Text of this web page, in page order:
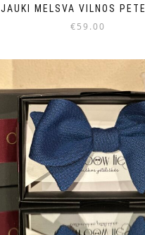
JAUKI MELSVA VILNOS
€59.00